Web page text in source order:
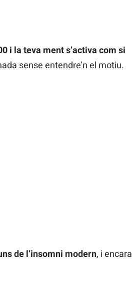
i la teva ment s’activa com si
sense entendre’n el motiu.
de l’insomni modern, i encara